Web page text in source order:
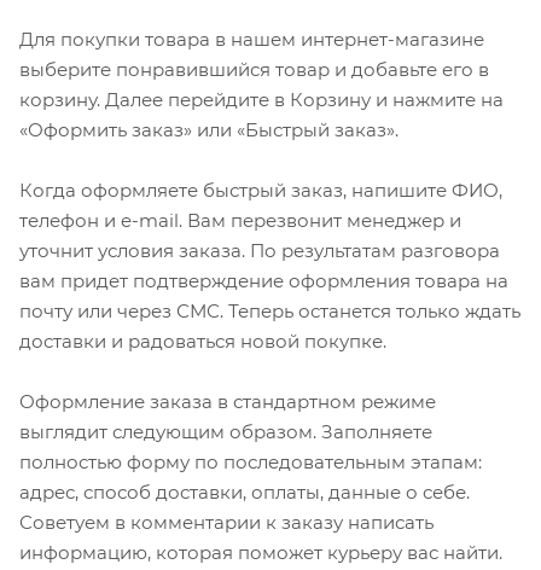
Для покупки товара в нашем интернет-магазине
выберите понравившийся товар и добавьте его в
корзину. Далее перейдите в Корзину и нажмите на
«Оформить заказ» или «Быстрый заказ».
Когда оформляете быстрый заказ, напишите ФИО,
телефон и e-mail. Вам перезвонит менеджер и
уточнит условия заказа. По результатам разговора
вам придет подтверждение оформления товара на
почту или через СМС. Теперь останется только ждать
доставки и радоваться новой покупке.
Оформление заказа в стандартном режиме
выглядит следующим образом. Заполняете
полностью форму по последовательным этапам:
адрес, способ доставки, оплаты, данные о себе.
Советуем в комментарии к заказу написать
информацию, которая поможет курьеру вас найти.